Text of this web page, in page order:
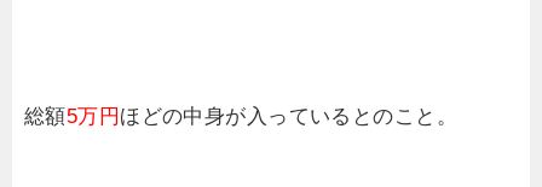
総額5万円 ほどの中身が入っているとのこと。